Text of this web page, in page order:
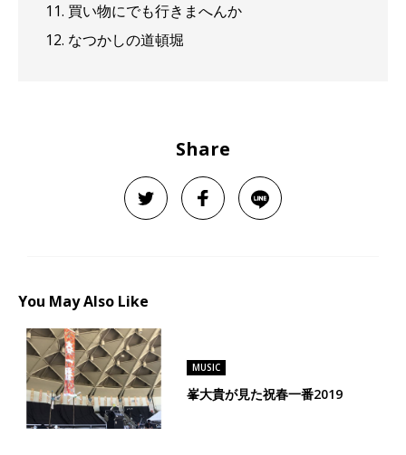
11. 買い物にでも行きまへんか
12. なつかしの道頓堀
Share
You May Also Like
MUSIC
峯大貴が見た祝春一番2019